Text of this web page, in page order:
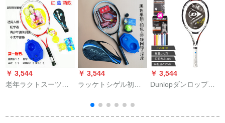
￥ 3,544
老年ラクトスーツ赤
￥ 3,544
ラッケトシゲル初心
セット男女通用学生
選択課黒コース二
￥ 3,544
Dunlopダンロップ新
CV 5.0シリーズCV